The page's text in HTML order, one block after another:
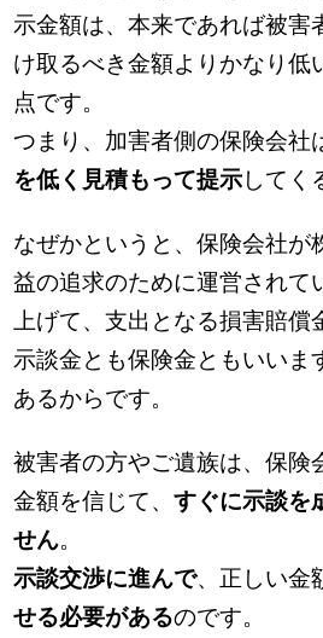
示金額は、本来であれば被害
け取るべき金額よりかなり低
点です。
つまり、加害者側の保険会社
を低く見積もって提示してく
なぜかというと、保険会社が
益の追求のために運営されて
上げて、支出となる損害賠償
示談金とも保険金ともいいま
あるからです。
被害者の方やご遺族は、保険
金額を信じて、すぐに示談を
せん。
示談交渉に進んで、正しい金
せる必要があるのです。